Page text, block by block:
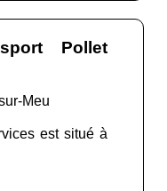
Pollet
Meu
est situé à